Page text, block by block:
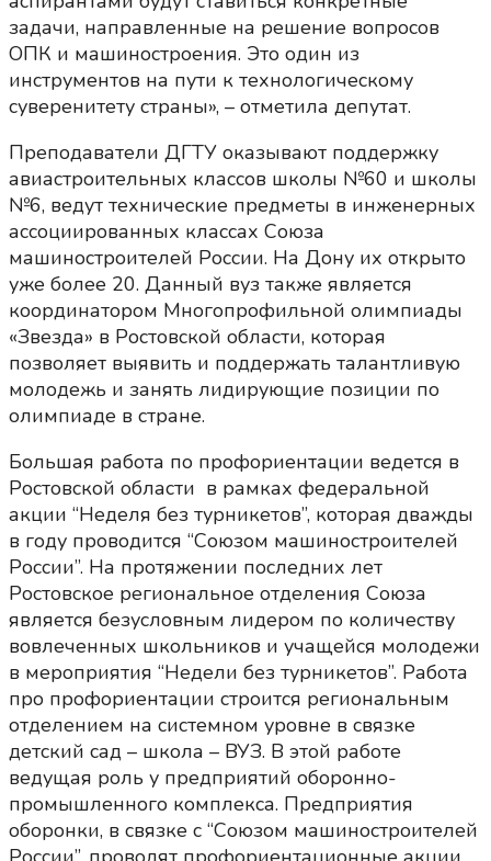
задачи, направленные на решение вопросов
ОПК и машиностроения. Это один из
инструментов на пути к технологическому
суверенитету страны», – отметила депутат.
Преподаватели ДГТУ оказывают поддержку
авиастроительных классов школы №60 и школы
№6, ведут технические предметы в инженерных
ассоциированных классах Союза
машиностроителей России. На Дону их открыто
уже более 20. Данный вуз также является
координатором Многопрофильной олимпиады
«Звезда» в Ростовской области, которая
позволяет выявить и поддержать талантливую
молодежь и занять лидирующие позиции по
олимпиаде в стране.
Большая работа по профориентации ведется в
Ростовской области в рамках федеральной
акции “Неделя без турникетов”, которая дважды
в году проводится “Союзом машиностроителей
России”. На протяжении последних лет
Ростовское региональное отделения Союза
является безусловным лидером по количеству
вовлеченных школьников и учащейся молодежи
в мероприятия “Недели без турникетов”. Работа
про профориентации строится региональным
отделением на системном уровне в связке
детский сад – школа – ВУЗ. В этой работе
ведущая роль у предприятий оборонно-
промышленного комплекса. Предприятия
оборонки, в связке с “Союзом машиностроителей